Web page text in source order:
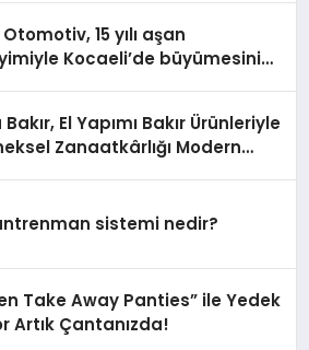
Otomotiv, 15 yılı aşan
Kocaeli’de büyümesini
El Yapımı Bakır Ürünleriyle
Zanaatkârlığı Modern
sistemi nedir?
Take Away Panties” ile Yedek
Artık Çantanızda!